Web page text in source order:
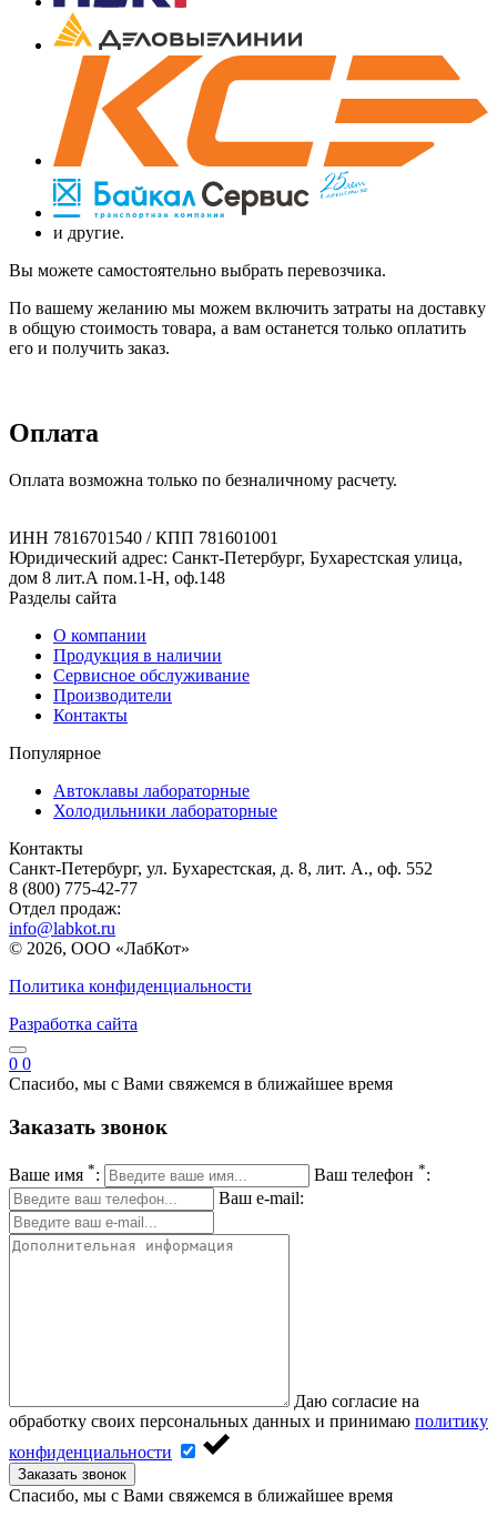
и другие.
Вы можете самостоятельно выбрать перевозчика.
По вашему желанию мы можем включить затраты на доставку
в общую стоимость товара, а вам останется только оплатить
его и получить заказ.
Оплата
Оплата возможна только по безналичному расчету.
ИНН 7816701540 / КПП 781601001
Юридический адрес: Санкт-Петербург, Бухарестская улица,
дом 8 лит.А пом.1-Н, оф.148
Разделы сайта
О компании
Продукция в наличии
Сервисное обслуживание
Производители
Контакты
Популярное
Автоклавы лабораторные
Холодильники лабораторные
Контакты
Санкт-Петербург, ул. Бухарестская, д. 8, лит. А., оф. 552
8 (800) 775-42-77
Отдел продаж:
info@labkot.ru
© 2026, ООО «ЛабКот»
Политика конфиденциальности
Разработка сайта
0 0
Спасибо, мы с Вами свяжемся в ближайшее время
Заказать звонок
Ваше имя *: Ваш телефон *:
Ваш e-mail:
Даю согласие на
обработку своих персональных данных и принимаю политику
конфиденциальности
Заказать звонок
Спасибо, мы с Вами свяжемся в ближайшее время